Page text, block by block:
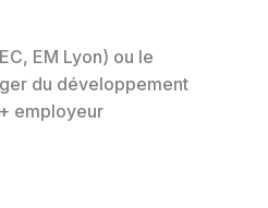
EM Lyon) ou le
du développement
employeur